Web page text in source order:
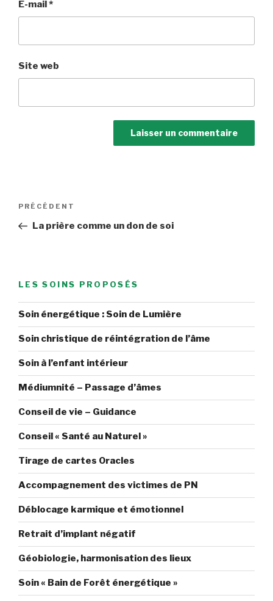
E-mail*
Site web
Navigation
l’article
Article
précédent
PRÉCÉDENT
La prière comme un don de soi
LES SOINS PROPOSÉS
Soin énergétique : Soin de Lumière
Soin christique de réintégration de l’âme
Soin à l’enfant intérieur
Médiumnité – Passage d’âmes
Conseil de vie – Guidance
Conseil « Santé au Naturel »
Tirage de cartes Oracles
Accompagnement des victimes de PN
Déblocage karmique et émotionnel
Retrait d’implant négatif
Géobiologie, harmonisation des lieux
Soin « Bain de Forêt énergétique »